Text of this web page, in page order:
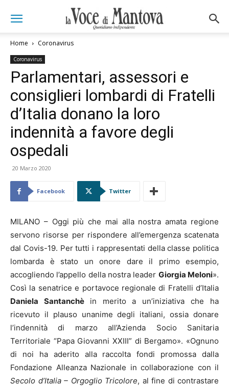
Home Coronavirus
Coronavirus
Parlamentari, assessori e
consiglieri lombardi di Fratelli
d’Italia donano la loro
indennità a favore degli
ospedali
20 Marzo 2020
Facebook Twitter
MILANO – Oggi più che mai alla nostra amata regione
servono risorse per rispondere all’emergenza scatenata
dal Covis-19. Per tutti i rappresentati della classe politica
lombarda è stato un onore dare il primo esempio,
accogliendo l’appello della nostra leader Giorgia Meloni».
Così la senatrice e portavoce regionale di Fratelli d’Italia
Daniela Santanchè in merito a un’iniziativa che ha
ricevuto il plauso unanime degli italiani, ossia donare
l’indennità di marzo all’Azienda Socio Sanitaria
Territoriale “Papa Giovanni XXIII” di Bergamo». «Ognuno
di noi ha aderito alla raccolta fondi promossa dalla
Fondazione Alleanza Nazionale in collaborazione con il
Secolo d’Italia – Orgoglio Tricolore, al fine di contrastare